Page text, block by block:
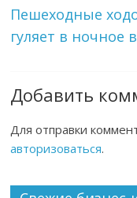
Пешеходные
гуляет в ночное
Добавить
Для отправки
авторизоваться.